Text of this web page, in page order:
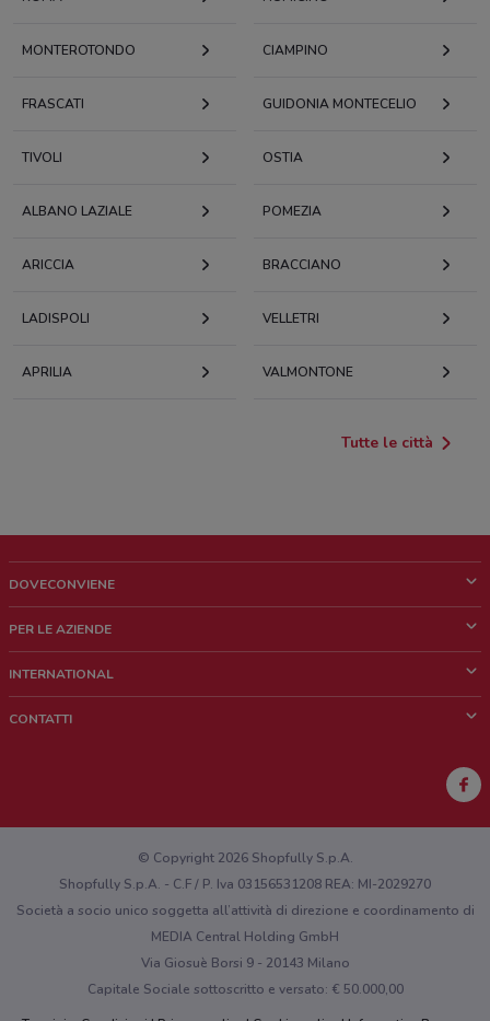
MONTEROTONDO CIAMPINO
FRASCATI GUIDONIA MONTECELIO
TIVOLI OSTIA
ALBANO LAZIALE POMEZIA
ARICCIA BRACCIANO
LADISPOLI VELLETRI
APRILIA VALMONTONE
Tutte le città
DOVECONVIENE
Chi siamo
Lavora con noi
PER LE AZIENDE
Richieste commerciali e marketing
INTERNATIONAL
CONTATTI
Hai un malfunzionamento sul web o sull'app?
© Copyright 2026 Shopfully S.p.A.
Shopfully S.p.A. - C.F / P. Iva 03156531208 REA: MI-2029270
Società a socio unico soggetta all’attività di direzione e coordinamento di
MEDIA Central Holding GmbH
Via Giosuè Borsi 9 - 20143 Milano
Capitale Sociale sottoscritto e versato: € 50.000,00